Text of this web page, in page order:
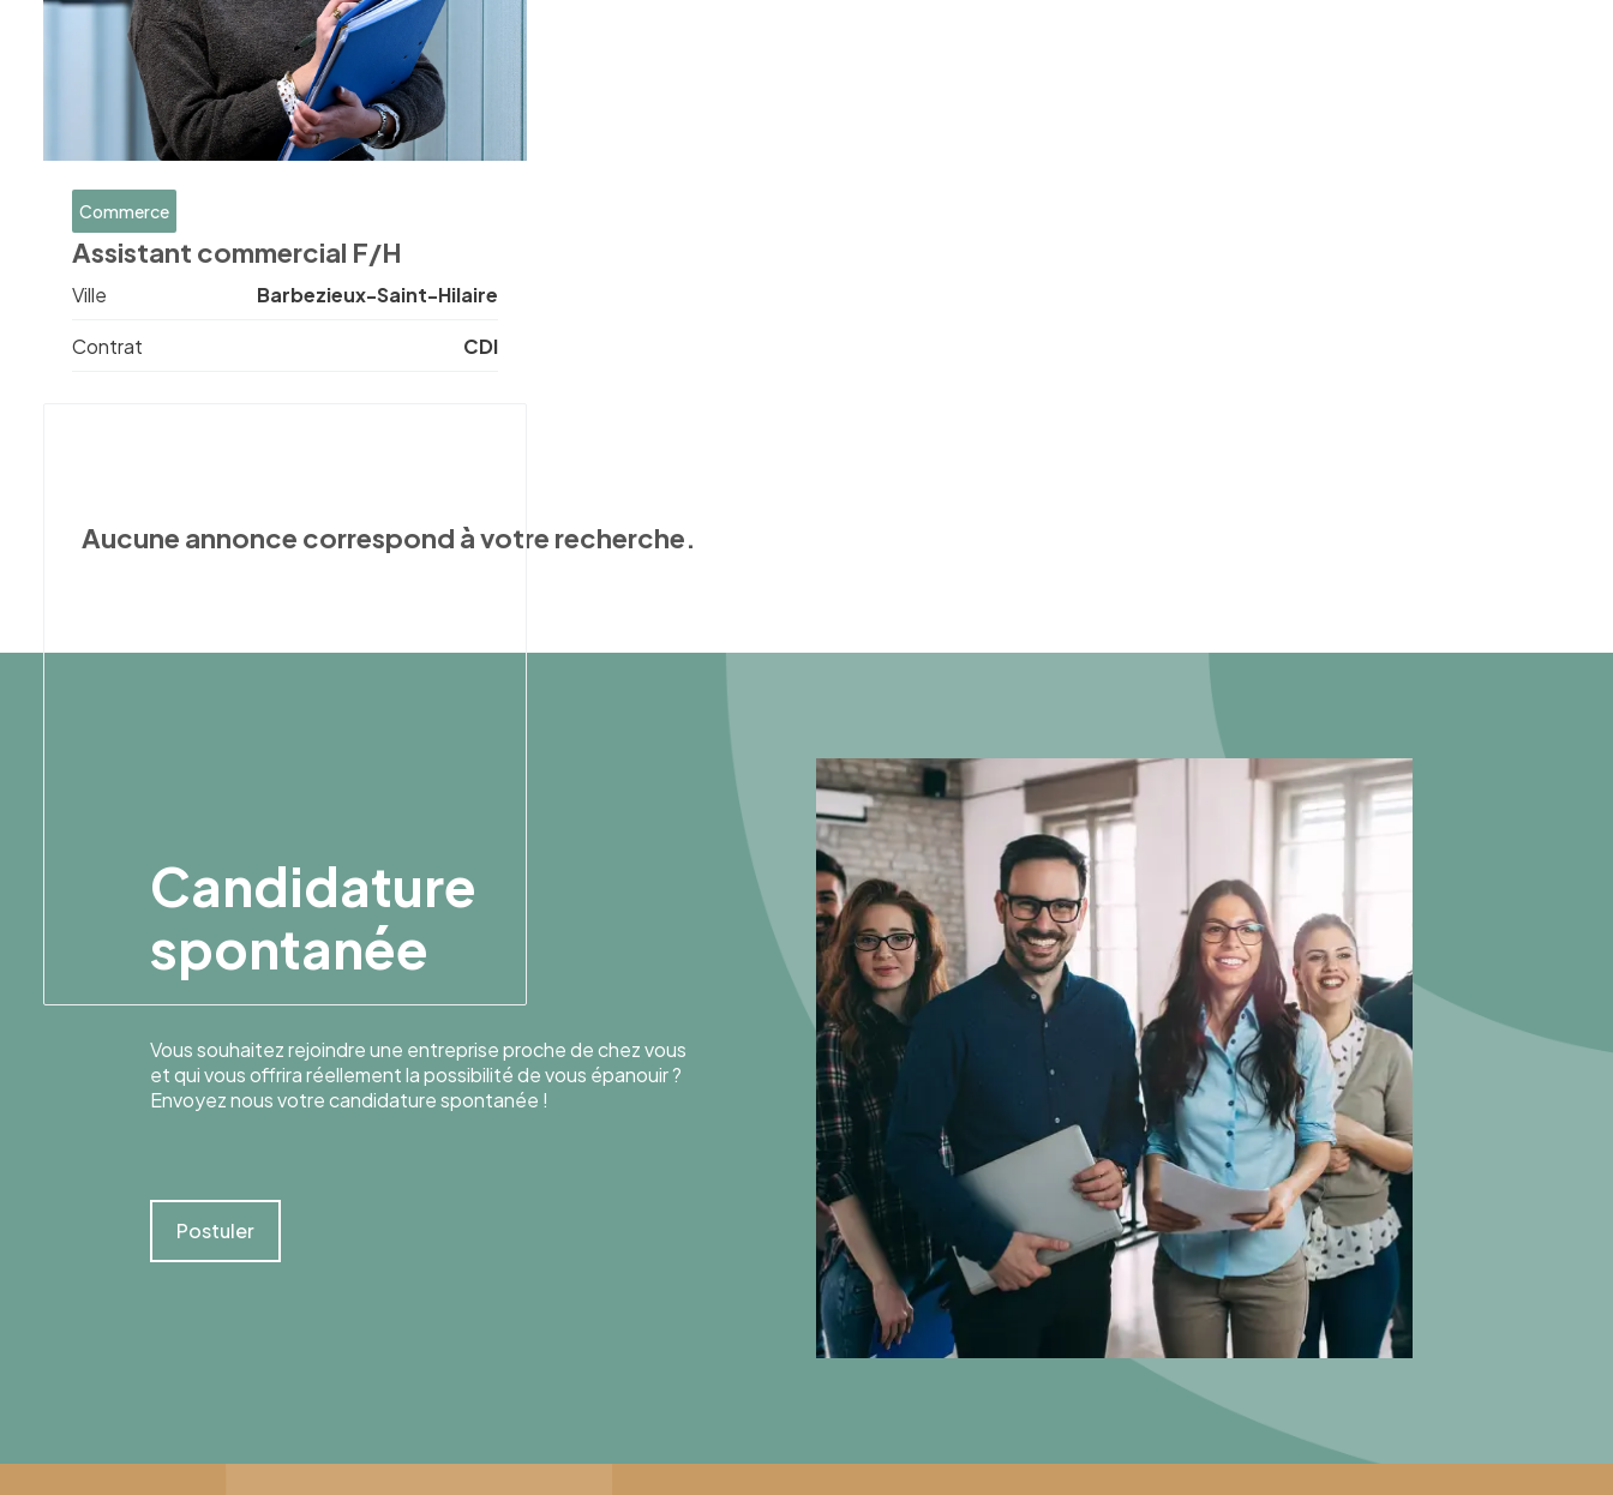
Commerce
Assistant commercial F/H
Ville Barbezieux-Saint-Hilaire
Contrat CDI
Aucune annonce correspond à votre recherche.
Candidature
spontanée
Vous souhaitez rejoindre une entreprise proche de chez vous
et qui vous offrira réellement la possibilité de vous épanouir ?
Envoyez nous votre candidature spontanée !
Postuler